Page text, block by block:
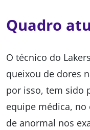
Quadro
O técnico do
queixou de dores
por isso, tem sido
equipe médica,
de anormal nos